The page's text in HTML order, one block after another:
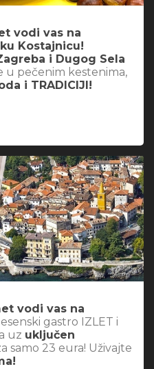
vodi vas na
Kostajnicu!
i Dugog Sela
u pečenim kestenima,
i TRADICIJI!
vodi vas na
gastro IZLET i
uz uključen
samo 23 eura! Uživajte